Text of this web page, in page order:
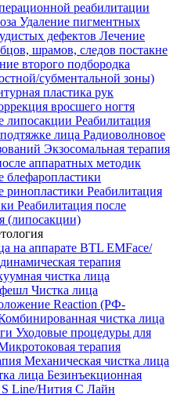
реабилитации
Удаление пигментных
дефектов Лечение
шрамов, следов постакне
второго подбородка
субментальной зоны)
пластика рук
вросшего ногтя
липосакции Реабилитация
лица Радиоволновое
Экзосомальная терапия
аппаратных методик
блефаропластики
ринопластики Реабилитация
Реабилитация после
(липосакции)
на аппарате BTL EMFace/
терапия
чистка лица
Чистка лица
Reaction (РФ-
чистка лица
Уходовые процедуры для
терапия
Механическая чистка лица
лица Безинъекционная
S Line/Нития С Лайн